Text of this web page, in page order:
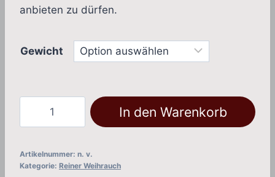
anbieten zu dürfen.
Gewicht
(Boswellia
sacra)
In den Warenkorb
Artikelnummer: n. v.
Kategorie: Reiner Weihrauch